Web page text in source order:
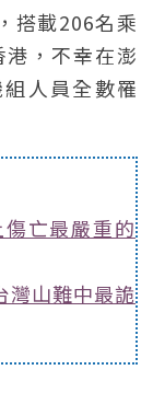
搭載206名乘
，不幸在澎
人員全數罹
亡最嚴重的
灣山難中最詭